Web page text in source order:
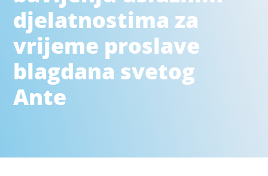
djelatnostima za
vrijeme proslave
blagdana svetog
Ante